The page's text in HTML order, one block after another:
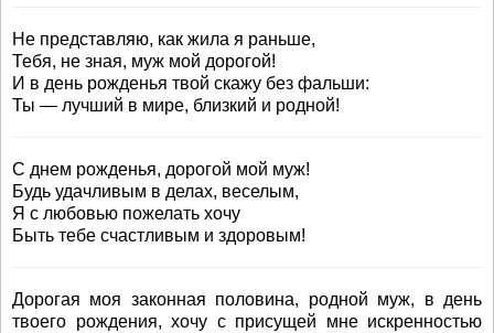
Не представляю, как жила я раньше,
Тебя, не зная, муж мой дорогой!
И в день рожденья твой скажу без фальши:
Ты — лучший в мире, близкий и родной!
С днем рожденья, дорогой мой муж!
Будь удачливым в делах, веселым,
Я с любовью пожелать хочу
Быть тебе счастливым и здоровым!
Дорогая моя законная половина, родной муж, в день
твоего рождения, хочу с присущей мне искренностью